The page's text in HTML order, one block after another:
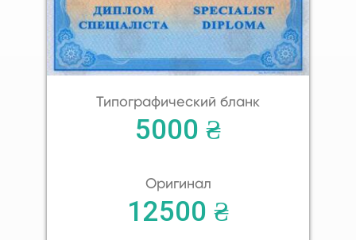
Типографический бланк
5000 ₴
Оригинал
12500 ₴